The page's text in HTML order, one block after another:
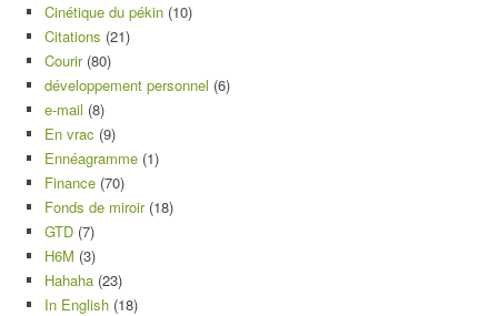
Cinétique du pékin (10)
Citations (21)
Courir(80)
développement personnel (6)
e-mail (8)
En vrac (9)
Ennéagramme (1)
Finance (70)
Fonds de miroir(18)
GTD (7)
H6M (3)
Hahaha (23)
In English (18)